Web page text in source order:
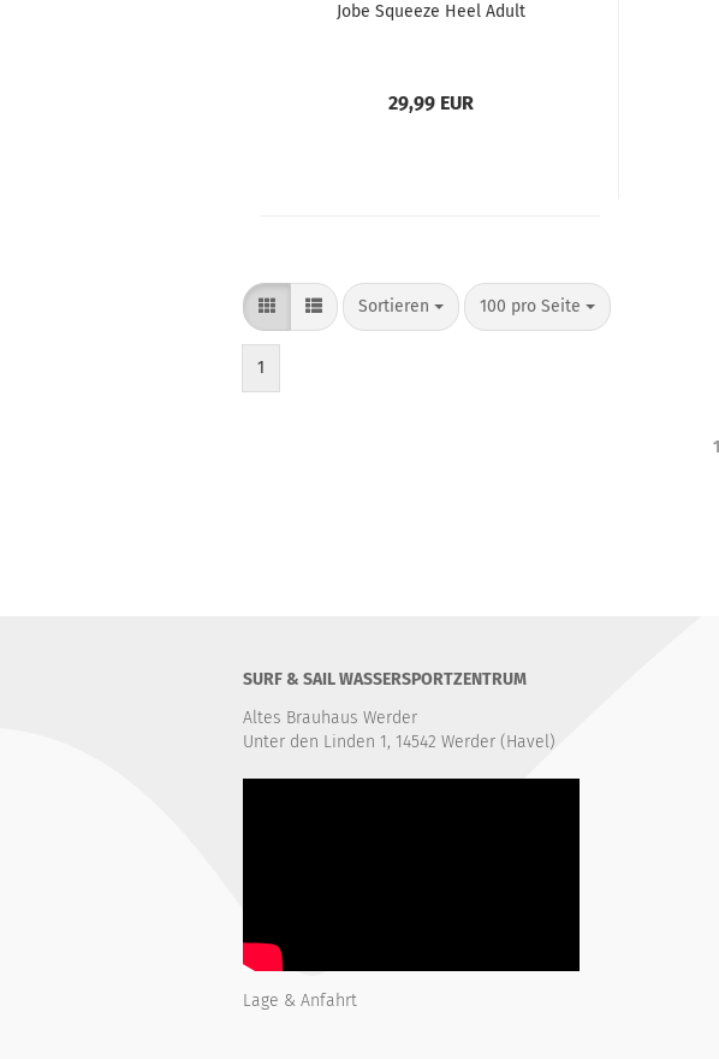
Jobe Squeeze Heel Adult
29,99 EUR
Sortieren 100 pro Seite
1
1
SURF & SAIL WASSERSPORTZENTRUM
Altes Brauhaus Werder
Unter den Linden 1, 14542 Werder (Havel)
Lage & Anfahrt